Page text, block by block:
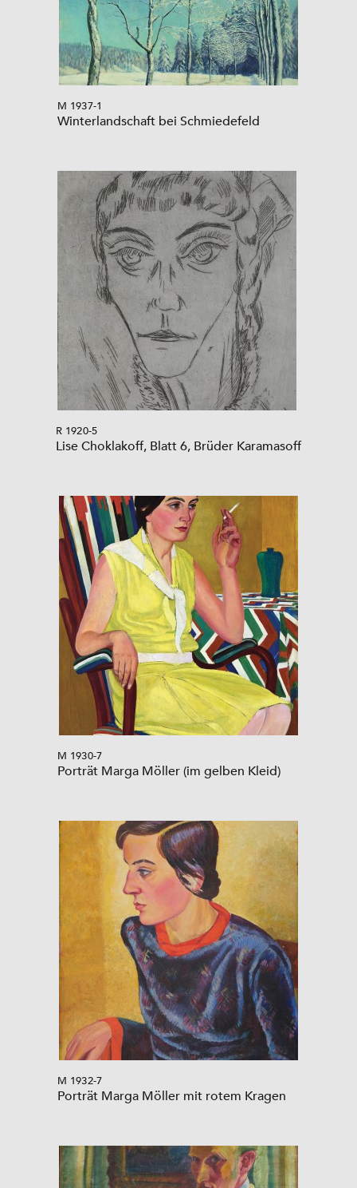
M 1937-1
Winterlandschaft bei Schmiedefeld
R 1920-5
Lise Choklakoff, Blatt 6, Brüder Karamasoff
M 1930-7
Porträt Marga Möller (im gelben Kleid)
M 1932-7
Porträt Marga Möller mit rotem Kragen